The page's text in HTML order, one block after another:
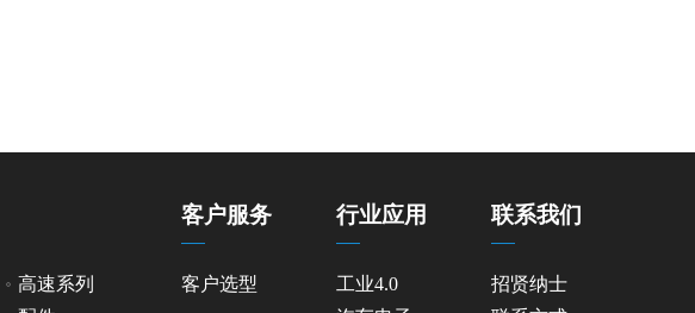
高速系列
客户服务
客户选型
行业应用
工业4.0
联系我们
招贤纳士